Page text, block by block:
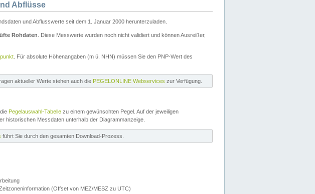
Abflüsse
und Abflusswerte seit dem 1. Januar 2000 herunterzuladen.
Rohdaten . Diese Messwerte wurden noch nicht validiert und können Ausreißer,
. Für absolute Höhenangaben (m ü. NHN) müssen Sie den PNP-Wert des
aktueller Werte stehen auch die PEGELONLINE Webservices zur Verfügung.
Pegelauswahl-Tabelle zu einem gewünschten Pegel. Auf der jeweiligen
historischen Messdaten unterhalb der Diagrammanzeige.
führt Sie durch den gesamten Download-Prozess.
(Offset von MEZ/MESZ zu UTC)